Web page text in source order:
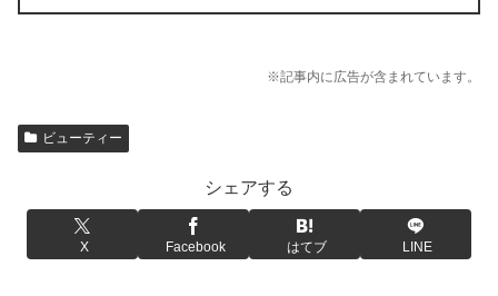
※記事内に広告が含まれています。
ビューティー
シェアする
X Facebook はてブ LINE